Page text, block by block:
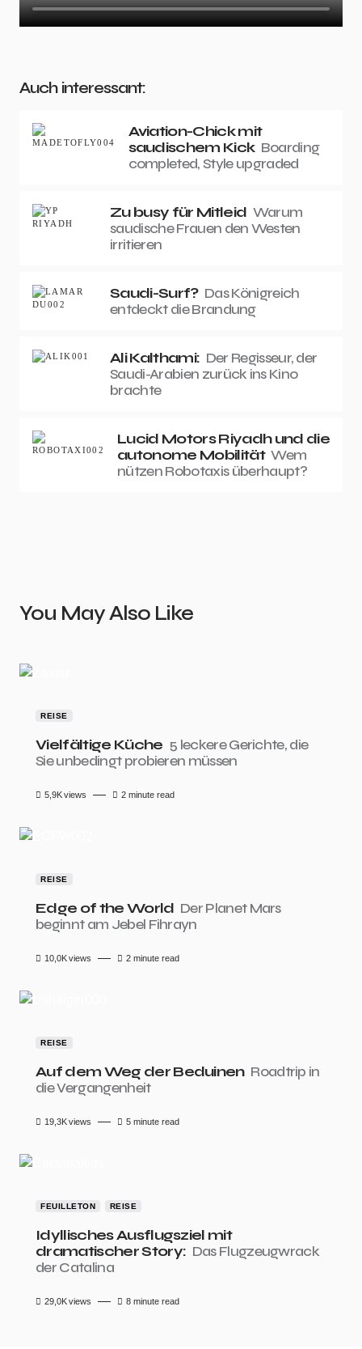
Auch interessant:
Aviation-Chick mit
saudischem Kick Boarding
completed, Style upgraded
Zu busy für Mitleid Warum
saudische Frauen den Westen
irritieren
Saudi-Surf? Das Königreich
entdeckt die Brandung
Ali Kalthami: Der Regisseur, der
Saudi-Arabien zurück ins Kino
brachte
Lucid Motors Riyadh und die
autonome Mobilität Wem
nützen Robotaxis überhaupt?
You May Also Like
REISE
Vielfältige Küche 5 leckere Gerichte, die
Sie unbedingt probieren müssen
5,9Kviews 2 minute read
REISE
Edge of the World Der Planet Mars
beginnt am Jebel Fihrayn
10,0Kviews 2 minute read
REISE
Auf dem Weg der Beduinen Roadtrip in
die Vergangenheit
19,3Kviews 5 minute read
FEUILLETON REISE
Idyllisches Ausflugsziel mit
dramatischer Story: Das Flugzeugwrack
der Catalina
29,0Kviews 8 minute read